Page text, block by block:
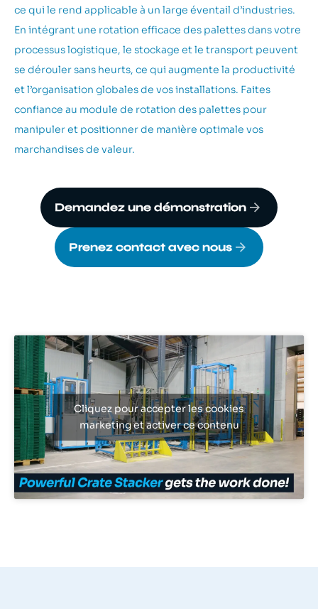
ce qui le rend applicable à un large éventail d’industries.
En intégrant une rotation efficace des palettes dans votre
processus logistique, le stockage et le transport peuvent
se dérouler sans heurts, ce qui augmente la productivité
et l’organisation globales de vos installations. Faites
confiance au module de rotation des palettes pour
manipuler et positionner de manière optimale vos
marchandises de valeur.
Demandez une démonstration
Prenez contact avec nous
Cliquez pour accepter les cookies
marketing et activer ce contenu